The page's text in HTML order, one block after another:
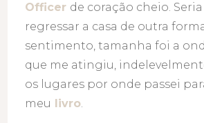
Officer de coração cheio.
regressar a casa de outra
sentimento, tamanha foi a
que me atingiu,
os lugares por onde passei
meu
livro.